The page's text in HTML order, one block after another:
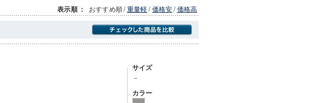
表示順 ： おすすめ順/重量軽/価格安/価格高
サイズ
－
カラー